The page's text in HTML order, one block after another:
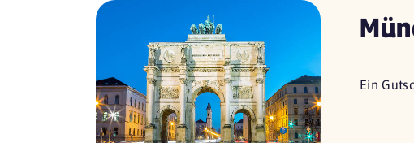
Ein